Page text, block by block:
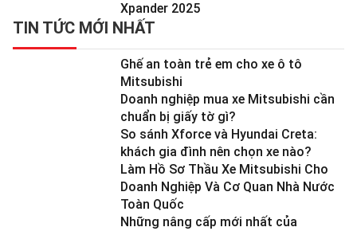
Xpander 2025
TIN TỨC MỚI NHẤT
Ghế an toàn trẻ em cho xe ô tô
Mitsubishi
Doanh nghiệp mua xe Mitsubishi cần
chuẩn bị giấy tờ gì?
So sánh Xforce và Hyundai Creta:
khách gia đình nên chọn xe nào?
Làm Hồ Sơ Thầu Xe Mitsubishi Cho
Doanh Nghiệp Và Cơ Quan Nhà Nước
Toàn Quốc
Những nâng cấp mới nhất của